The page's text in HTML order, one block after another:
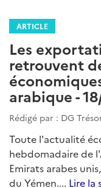
ARTICLE
Les
retrouvent
arabique -
Rédigé par : DG
Toute l'actualité
hebdomadaire de
Emirats arabes
du Yémen.... Lire la